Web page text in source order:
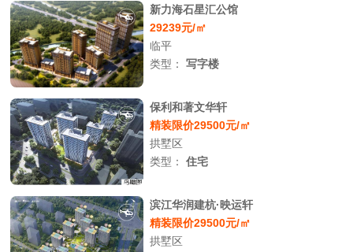
新力海石星汇公馆
29239元/㎡
临平
类型：写字楼
保利和著文华轩
精装限价29500元/㎡
拱墅区
类型：住宅
滨江华润建杭·映运轩
精装限价29500元/㎡
拱墅区